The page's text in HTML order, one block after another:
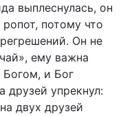
выплеснулась, он
потому что
Он не
ему важна
Богом, и Бог
друзей упрекнул:
двух друзей